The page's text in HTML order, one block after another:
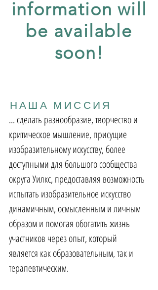
information will
be available
soon!
НАША МИССИЯ
... сделать разнообразие, творчество и
критическое мышление, присущие
изобразительному искусству, более
доступными для большого сообщества
округа Уилкс, предоставляя возможность
испытать изобразительное искусство
динамичным, осмысленным и личным
образом и помогая обогатить жизнь
участников через опыт, который
является как образовательным, так и
терапевтическим.